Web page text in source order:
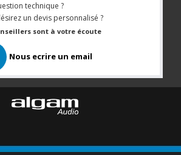
technique ?
un devis personnalisé ?
sont à votre écoute
Nous ecrire un email